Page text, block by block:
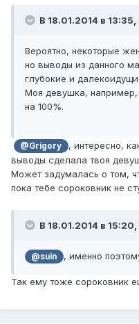
В 18.01.2014 в
Вероятно, некоторые
но выводы из данного
глубокие и
Моя девушка, например,
на 100%.
@Grigory
, интересно,
выводы сделала твоя
Может задумалась о том,
пока тебе сороковник не
В 18.01.2014 в
@suin , именно
Так ему тоже сороковник